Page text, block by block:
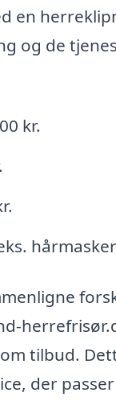
en
og de
kr.
tilbud.
der